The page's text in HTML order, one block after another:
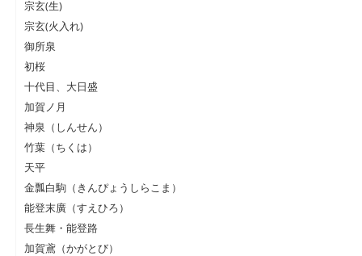
宗玄(生)
宗玄(火入れ)
御所泉
初桜
十代目、大日盛
加賀ノ月
神泉（しんせん）
竹葉（ちくは）
天平
金瓢白駒（きんぴょうしらこま）
能登末廣（すえひろ）
長生舞・能登路
加賀鳶（かがとび）